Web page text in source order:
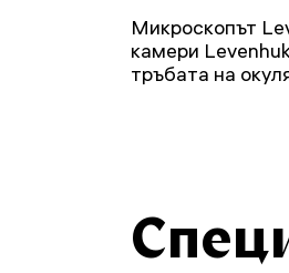
Микроскопът
камери
тръбата на